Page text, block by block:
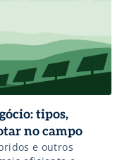
tipos,
no campo
e outros